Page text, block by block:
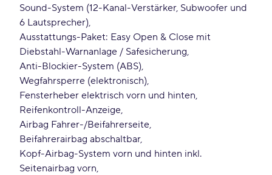
Sound-System (12-Kanal-Verstärker, Subwoofer und
6 Lautsprecher)
Ausstattungs-Paket: Easy Open & Close mit
Diebstahl-Warnanlage / Safesicherung
Anti-Blockier-System (ABS)
Wegfahrsperre (elektronisch)
Fensterheber elektrisch vorn und hinten
Reifenkontroll-Anzeige
Airbag Fahrer-/Beifahrerseite
Beifahrerairbag abschaltbar
Kopf-Airbag-System vorn und hinten inkl.
Seitenairbag vorn